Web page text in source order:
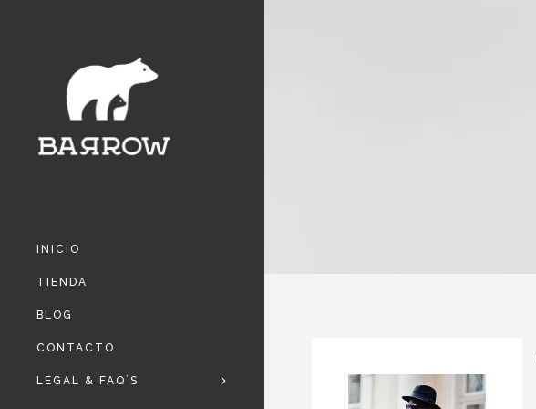
INICIO
TIENDA
BLOG
CONTACTO
LEGAL & FAQ´S